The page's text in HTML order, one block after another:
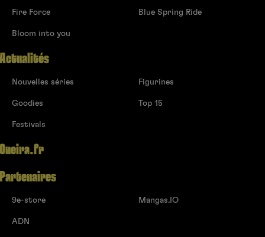
Fire Force
Bloom into you
Blue Spring Ride
Actualités
Nouvelles séries
Goodies
Festivals
Figurines
Top 15
Oneira.fr
Partenaires
9e-store
ADN
Mangas.IO